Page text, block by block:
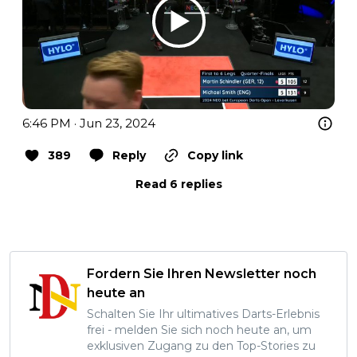
6:46 PM · Jun 23, 2024
389 Reply
Copy link
Read 6 replies
Fordern Sie Ihren Newsletter noch
heute an
Schalten Sie Ihr ultimatives Darts-Erlebnis
frei - melden Sie sich noch heute an, um
exklusiven Zugang zu den Top-Stories zu